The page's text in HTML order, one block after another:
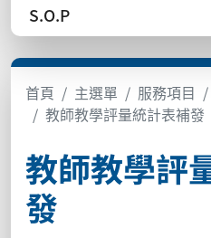
S.O.P
首頁 主選單 服務項目
教師教學評量統計表補發
教師教學評
發